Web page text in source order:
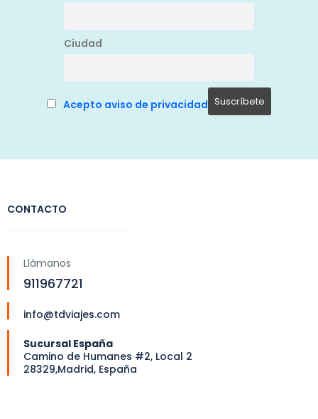
Ciudad
Acepto aviso de privacidad
CONTACTO
Llámanos
911967721
info@tdviajes.com
Sucursal España
Camino de Humanes #2, Local 2
28329,Madrid, España